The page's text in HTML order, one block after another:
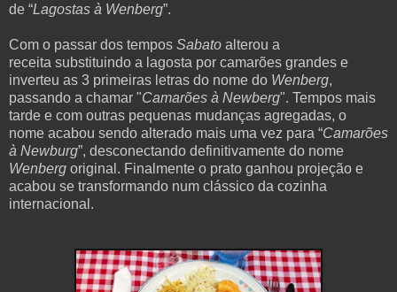
de “Lagostas à Wenberg”.
Com o passar dos tempos Sabato alterou a
receita substituindo a lagosta por camarões grandes e
inverteu as 3 primeiras letras do nome do Wenberg,
passando a chamar "Camarões à Newberg". Tempos mais
tarde e com outras pequenas mudanças agregadas, o
nome acabou sendo alterado mais uma vez para “Camarões
à Newburg”, desconectando definitivamente do nome
Wenberg original. Finalmente o prato ganhou projeção e
acabou se transformando num clássico da cozinha
internacional.